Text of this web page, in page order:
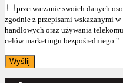
przetwarzanie swoich danych
zgodnie z przepisami wskazanymi
handlowych oraz używania
celów marketingu bezpośredniego."